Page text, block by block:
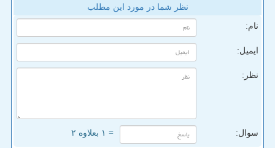
نظر شما در مورد این مطلب
نام:
ایمیل:
نظر:
سوال: = ۱ بعلاوه ۲